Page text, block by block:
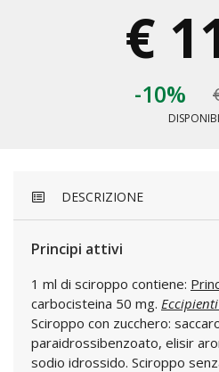
€
-10%
DESCRIZIONE
Principi attivi
1 ml di sciroppo contiene:
carbocisteina 50 mg.
Sciroppo con zucchero:
paraidrossibenzoato, elisir
sodio idrossido. Sciroppo